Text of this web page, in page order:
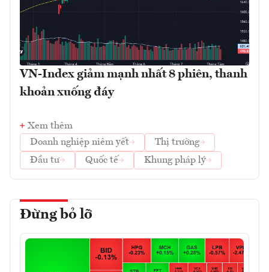
VN-Index giảm mạnh nhất 8 phiên, thanh
khoản xuống đáy
Xem thêm
Doanh nghiệp niêm yết
Thị trường
Đầu tư
Quốc tế Khung pháp lý
Đừng bỏ lỡ